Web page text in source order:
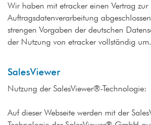
Wir haben mit etracker einen Vertrag zur
Auftragsdatenverarbeitung
strengen Vorgaben der deutschen
der Nutzung von etracker vollständig um.
SalesViewer
Nutzung der SalesViewer®-Technologie:
Auf dieser Webseite werden mit der